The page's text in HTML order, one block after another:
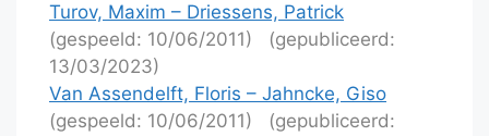
Turov, Maxim – Driessens, Patrick
(gespeeld: 10/06/2011)
(gepubliceerd:
13/03/2023)
Van Assendelft, Floris – Jahncke, Giso
(gespeeld: 10/06/2011)
(gepubliceerd: